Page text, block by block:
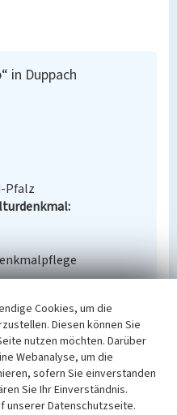
in Duppach
Pfalz
Ortskundiger,
Cookies, um die
Diesen können Sie
nutzen möchten. Darüber
Webanalyse, um die
sofern Sie einverstanden
Sie Ihr Einverständnis.
unserer Datenschutzseite.